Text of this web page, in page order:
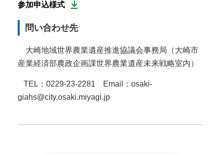
参加申込様式
問い合わせ先
大崎地域世界農業遺産推進協議会事務局（大崎市
産業経済部農政企画課世界農業遺産未来戦略室内）
TEL：0229-23-2281 Email：osaki-
giahs@city.osaki.miyagi.jp